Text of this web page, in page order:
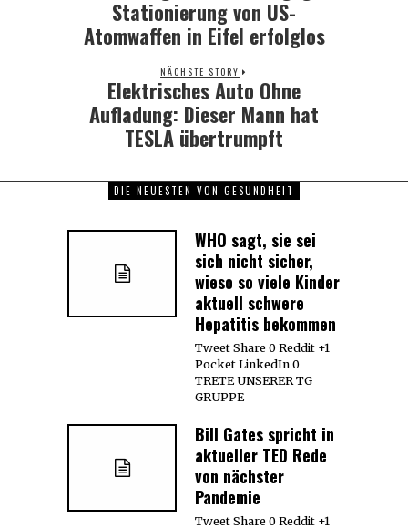
post:
Stationierung von US-
Atomwaffen in Eifel erfolglos
NÄCHSTE STORY
Next
Elektrisches Auto Ohne
Aufladung: Dieser Mann hat
TESLA übertrumpft
DIE NEUESTEN VON GESUNDHEIT
WHO sagt, sie sei
sich nicht sicher,
wieso so viele Kinder
aktuell schwere
Hepatitis bekommen
Tweet Share 0 Reddit +1
Pocket LinkedIn 0
TRETE UNSERER TG
GRUPPE
Bill Gates spricht in
aktueller TED Rede
von nächster
Pandemie
Tweet Share 0 Reddit +1